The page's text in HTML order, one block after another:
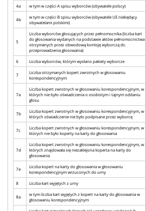
4a w tym w części A spisu wyborców (obywatele polscy)
4b
w tym w części B spisu wyborców (obywatele UE niebędący
obywatelami polskimi)
5
Liczba wyborców głosujących przez pełnomocnika (liczba kart
do głosowania wydanych na podstawie aktów pełnomocnictwa
otrzymanych przez obwodową komisję wyborczą ds.
przeprowadzenia głosowania)
6 Liczba wyborców, którym wysłano pakiety wyborcze
7
Liczba otrzymanych kopert zwrotnych w głosowaniu
korespondencyjnym
7a
Liczba kopert zwrotnych w głosowaniu korespondencyjnym, w
których nie było oświadczenia o osobistym i tajnym oddaniu
głosu
7b
Liczba kopert zwrotnych w głosowaniu korespondencyjnym, w
których oświadczenie nie było podpisane przez wyborcę
7c
Liczba kopert zwrotnych w głosowaniu korespondencyjnym, w
których nie było koperty na karty do głosowania
7d
Liczba kopert zwrotnych w głosowaniu korespondencyjnym, w
których znajdowała się niezaklejona koperta na karty do
głosowania
7e
Liczba kopert na karty do głosowania w głosowaniu
korespondencyjnym wrzuconych do urny
8 Liczba kart wyjętych z urny
8a
w tym liczba kart wyjętych z kopert na karty do głosowania w
głosowaniu korespondencyjnym